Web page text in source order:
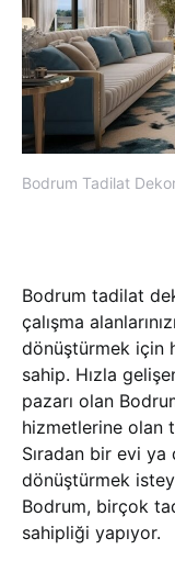
Bodrum Tadilat
Bodrum tadilat
çalışma
dönüştürmek için
sahip. Hızla
pazarı olan
hizmetlerine olan
Sıradan bir evi
dönüştürmek
Bodrum, birçok
sahipliği yapıyor.